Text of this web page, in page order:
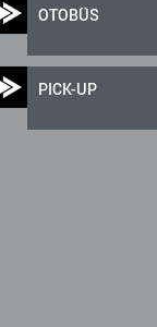
OTOBÜS
PICK-UP